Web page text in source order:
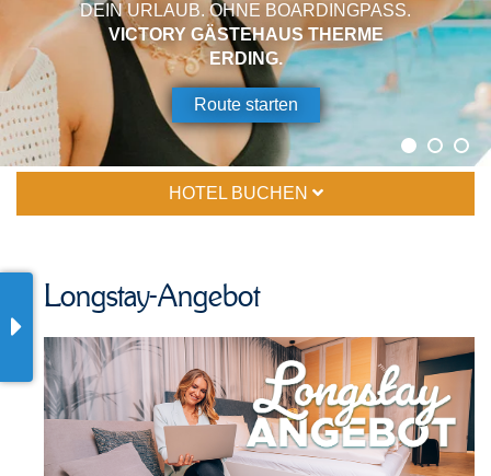
DEIN URLAUB. OHNE BOARDINGPASS.
VICTORY GÄSTEHAUS THERME
ERDING.
Route starten
HOTEL BUCHEN
Longstay-Angebot